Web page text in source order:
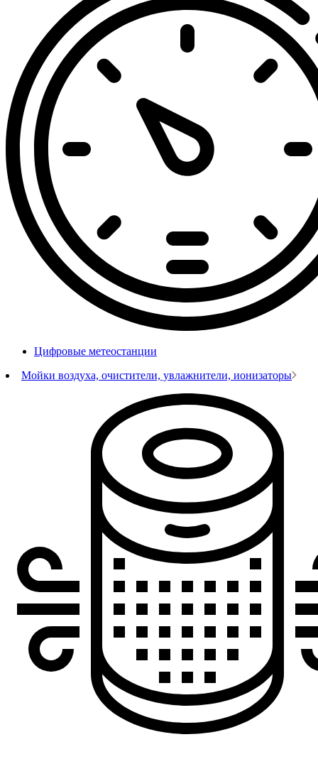
Цифровые метеостанции
Мойки воздуха, очистители, увлажнители, ионизаторы